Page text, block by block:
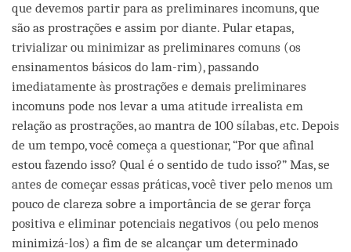
que devemos partir para as preliminares incomuns, que
são as prostrações e assim por diante. Pular etapas,
trivializar ou minimizar as preliminares comuns (os
ensinamentos básicos do lam-rim), passando
imediatamente às prostrações e demais preliminares
incomuns pode nos levar a uma atitude irrealista em
relação as prostrações, ao mantra de 100 sílabas, etc. Depois
de um tempo, você começa a questionar, “Por que afinal
estou fazendo isso? Qual é o sentido de tudo isso?” Mas, se
antes de começar essas práticas, você tiver pelo menos um
pouco de clareza sobre a importância de se gerar força
positiva e eliminar potenciais negativos (ou pelo menos
minimizá-los) a fim de se alcançar um determinado